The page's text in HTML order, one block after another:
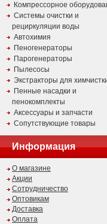
Компрессорное
Системы очистки и
рециркуляции воды
Автохимия
Пеногенераторы
Парогенераторы
Пылесосы
Экстракторы для
Пенные насадки и
пенокомплекты
Аксессуары и запчасти
Сопутствующие товары
Информация
О магазине
Акции
Сотрудничество
Оптовикам
Доставка
Оплата